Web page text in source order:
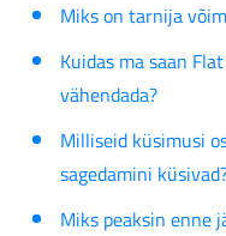
Miks on tarnija
Kuidas ma saan
vähendada?
Milliseid küsimusi
sagedamini
Miks peaksin enne